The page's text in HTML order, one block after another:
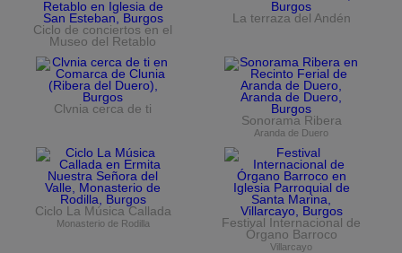
Ciclo de conciertos en el
Museo del Retablo
La terraza del Andén
Clvnia cerca de ti
Sonorama Ribera
Aranda de Duero
Ciclo La Música Callada
Monasterio de Rodilla
Festival Internacional de
Órgano Barroco
Villarcayo